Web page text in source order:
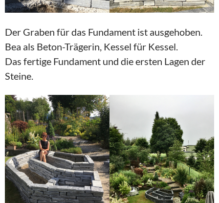
Der Graben für das Fundament ist ausgehoben.
Bea als Beton-Trägerin, Kessel für Kessel.
Das fertige Fundament und die ersten Lagen der
Steine.